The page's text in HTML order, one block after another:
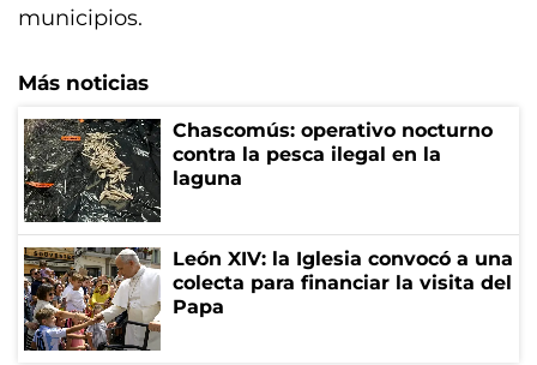
municipios.
Más noticias
Chascomús: operativo nocturno
contra la pesca ilegal en la
laguna
León XIV: la Iglesia convocó a una
colecta para financiar la visita del
Papa